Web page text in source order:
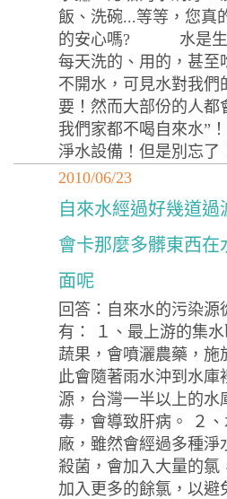
飯、洗碗...等等，您真
的安心嗎? 水是生
每天洗的、用的，甚至
不開水，可見水對我們
要！然而大部份的人都
我們家都不喝自來水”
淨水設備！但是別忘了
2010/06/23
自來水經過好幾道過
會卡那麼多髒東西在
面呢
回答：自來水的污染源
有： １、最上游的集
蔬果，會噴灑農藥，施
此會隨著雨水沖到水庫
源，台灣一半以上的水
毒，會導致肝病。 ２
廠，雖然會經過多種淨
殺菌，會加入大量的氯
加入更多的餘氯，以避